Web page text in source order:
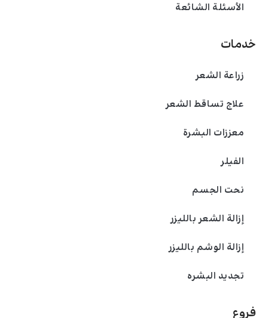
فروع
خدمات
زراعة الشعر
علاج تساقط الشعر
معززات البشرة
الفیلر
نحت الجسم
إزالة الشعر بالليزر
إزالة الوشم بالليزر
تجديد البشره
الأسئلة الشائعة